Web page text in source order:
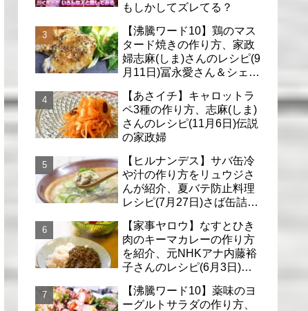
もしかしてズレてる？
【沸騰ワード10】鶏のマス
タード焼きの作り方、家政
婦志麻(しま)さんのレシピ(9
月11日)冨永愛さん＆シェリ
【あさイチ】キャロットラ
ペ3種の作り方、志麻(しま)
さんのレシピ(11月6日)伝説
の家政婦
【ヒルナンデス】サバ缶冷
や汁の作り方をリュウジさ
んが紹介、夏バテ防止料理
レシピ(7月27日)さば缶詰で
【家事ヤロウ】なすとひき
肉のキーマカレーの作り方
を紹介、元NHKアナ内藤裕
子さんのレシピ(6月3日)リ
【沸騰ワード10】薬味のヨ
ーグルトサラダの作り方、